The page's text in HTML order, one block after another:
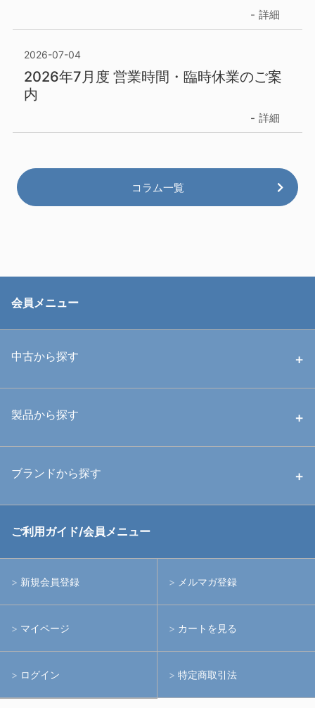
詳細
2026-07-04
2026年7月度 営業時間・臨時休業のご案
内
詳細
コラム一覧
会員メニュー
中古から探す
中古ハウジング
中古アームシステム
製品から探す
ハウジング
水中用品
ブランドから探す
RGBlue
イノン
フィッシュアイ
ご利用ガイド/会員メニュー
新規会員登録 メルマガ登録
マイページ カートを見る
ログイン 特定商取引法